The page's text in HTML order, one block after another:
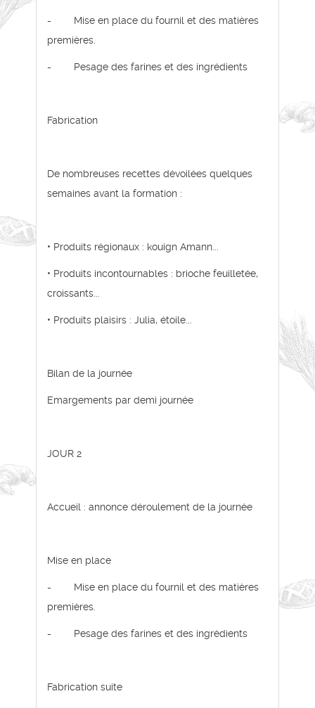
- Mise en place du fournil et des matières
premières.
- Pesage des farines et des ingrédients
Fabrication
De nombreuses recettes dévoilées quelques
semaines avant la formation :
• Produits régionaux : kouign Amann...
• Produits incontournables : brioche feuilletée,
croissants...
• Produits plaisirs : Julia, étoile...
Bilan de la journée
Emargements par demi journée
JOUR 2
Accueil : annonce déroulement de la journée
Mise en place
- Mise en place du fournil et des matières
premières.
- Pesage des farines et des ingrédients
Fabrication suite